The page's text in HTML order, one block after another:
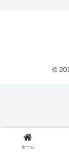
©
ホーム